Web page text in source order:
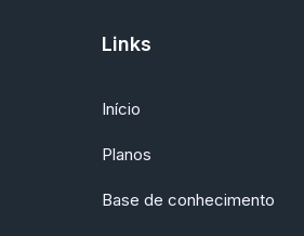
Links
Início
Planos
Base de conhecimento